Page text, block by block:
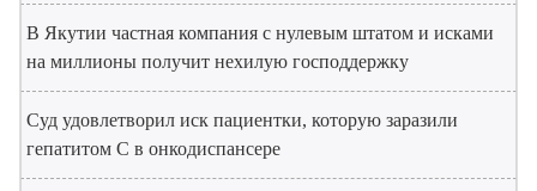
В Якутии частная компания с нулевым штатом и исками
на миллионы получит нехилую господдержку
Суд удовлетворил иск пациентки, которую заразили
гепатитом С в онкодиспансере